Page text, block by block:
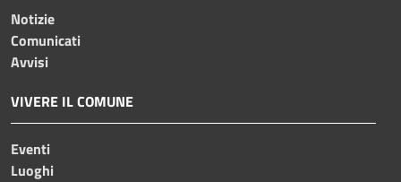
Notizie
Comunicati
Avvisi
VIVERE IL COMUNE
Eventi
Luoghi